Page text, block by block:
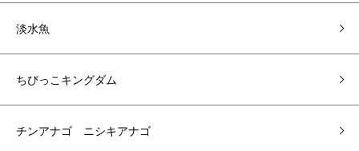
淡水魚
ちびっこキングダム
チンアナゴ ニシキアナゴ